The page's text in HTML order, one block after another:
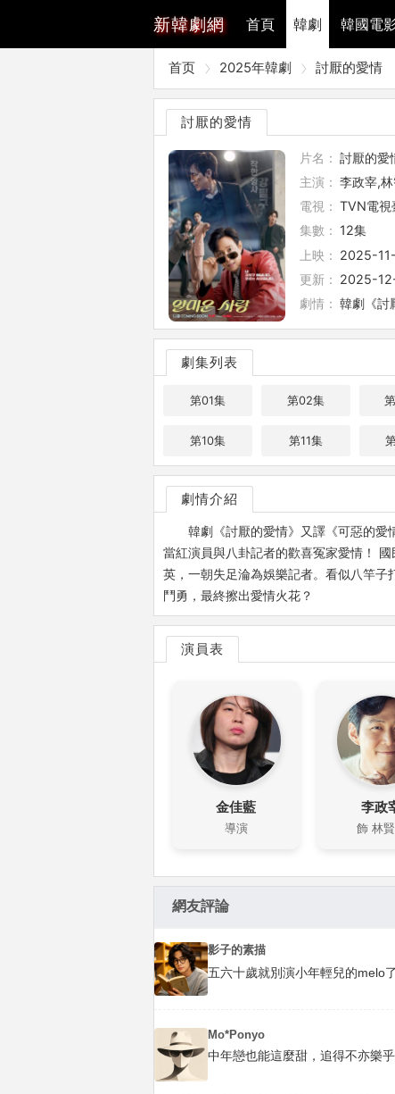
新韓劇網 首頁 韓劇 韓國電
首页 2025年韓劇 討厭的愛情
討厭的愛情
片名： 討厭的愛
主演： 李政宰,
電視： TVN電視
集數： 12集
上映： 2025-
更新： 2025-
劇情： 韓劇《討
劇集列表
第01集 第02集
第10集 第11集
劇情介紹
韓劇《討厭的愛情》又譯《可惡的
當紅演員與八卦記者的歡喜冤家愛情！
英，一朝失足淪為娛樂記者。看似八竿
鬥勇，最終擦出愛情火花？
演員表
金佳藍
導演
李政
飾 林
網友評論
影子的素描
五六十歲就別演小年輕兒的melo
Mo*Ponyo
中年戀也能這麼甜，追得不亦樂